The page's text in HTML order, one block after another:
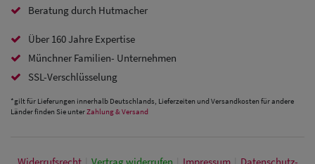
Beratung durch Hutmacher
Über 160 Jahre Expertise
Münchner Familien- Unternehmen
SSL-Verschlüsselung
*gilt für Lieferungen innerhalb Deutschlands, Lieferzeiten und Versandkosten für andere
Länder finden Sie unterZahlung & Versand